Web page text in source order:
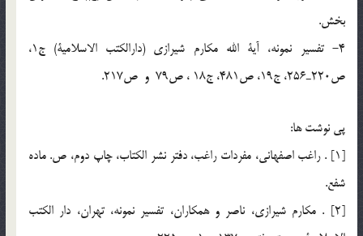
بخش.
4- تفسير نمونه، آية الله مكارم شيرازي (دارالكتب الاسلامية) ج1،
ص220ـ256، ج19، ص481، ج18 ، ص79 و ص217.
پي نوشت ها:
[1] . راغب اصفهاني، مفردات راغب، دفتر نشر الكتاب، چاپ دوم، ص. ماده
شفع.
[2] . مكارم شيرازي، ناصر و همكاران، تفسير نمونه، تهران، دار الكتب